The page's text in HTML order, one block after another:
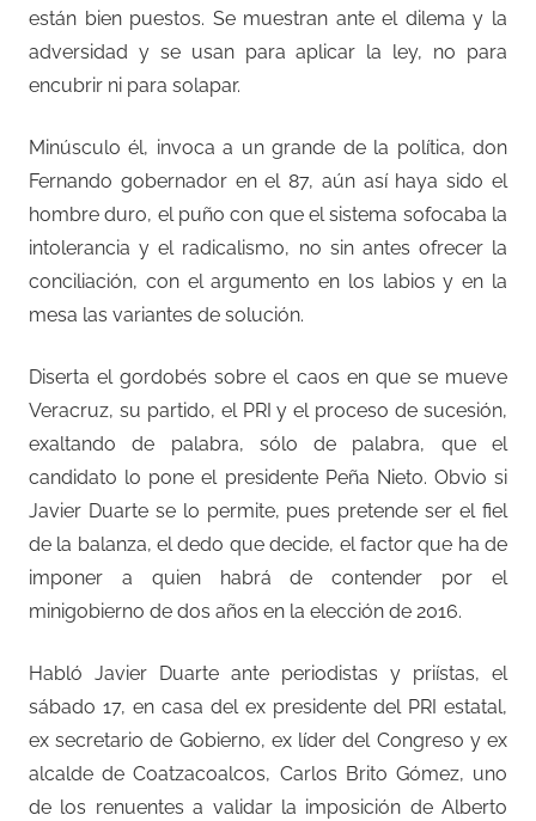
están bien puestos. Se muestran ante el dilema y la
adversidad y se usan para aplicar la ley, no para
encubrir ni para solapar.
Minúsculo él, invoca a un grande de la política, don
Fernando gobernador en el 87, aún así haya sido el
hombre duro, el puño con que el sistema sofocaba la
intolerancia y el radicalismo, no sin antes ofrecer la
conciliación, con el argumento en los labios y en la
mesa las variantes de solución.
Diserta el gordobés sobre el caos en que se mueve
Veracruz, su partido, el PRI y el proceso de sucesión,
exaltando de palabra, sólo de palabra, que el
candidato lo pone el presidente Peña Nieto. Obvio si
Javier Duarte se lo permite, pues pretende ser el fiel
de la balanza, el dedo que decide, el factor que ha de
imponer a quien habrá de contender por el
minigobierno de dos años en la elección de 2016.
Habló Javier Duarte ante periodistas y priístas, el
sábado 17, en casa del ex presidente del PRI estatal,
ex secretario de Gobierno, ex líder del Congreso y ex
alcalde de Coatzacoalcos, Carlos Brito Gómez, uno
de los renuentes a validar la imposición de Alberto